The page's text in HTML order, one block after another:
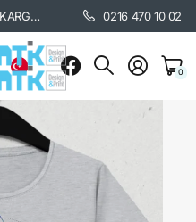
3000 TL VE ÜZERİ ALIŞVERİŞİNİZDE KARGO BEDAVA. / KARGO BİLGİSİ
0216 470 10 02
0